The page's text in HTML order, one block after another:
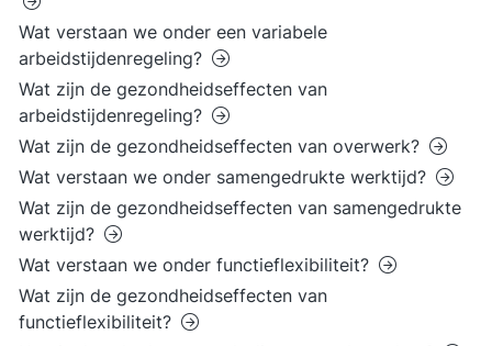
Wat verstaan we onder een variabele
arbeidstijdenregeling?
Wat zijn de gezondheidseffecten van
arbeidstijdenregeling?
Wat zijn de gezondheidseffecten van overwerk?
Wat verstaan we onder samengedrukte werktijd?
Wat zijn de gezondheidseffecten van samengedrukte
werktijd?
Wat verstaan we onder functieflexibiliteit?
Wat zijn de gezondheidseffecten van
functieflexibiliteit?